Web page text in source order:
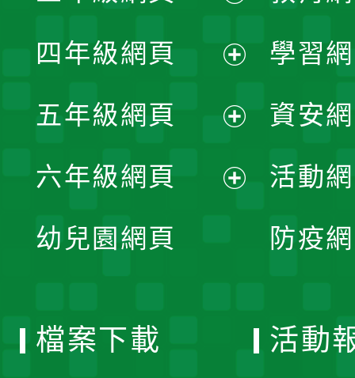
單
開
選
單
開
選
單
四年級網頁
開
選
五年級網頁
開
六年級網頁
幼兒園網頁
學習
資安
活動
防疫
檔案下載 活動